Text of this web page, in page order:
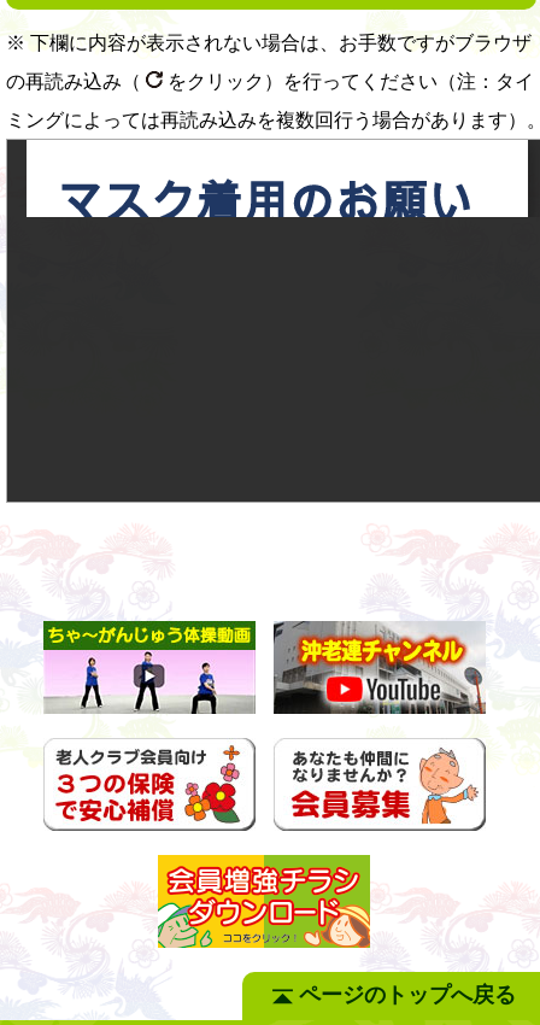
※ 下欄に内容が表示されない場合は、お手数ですがブラウザ
の再読み込み（
をクリック）を行ってください（注：タイ
ミングによっては再読み込みを複数回行う場合があります）
ページのトップへ戻る